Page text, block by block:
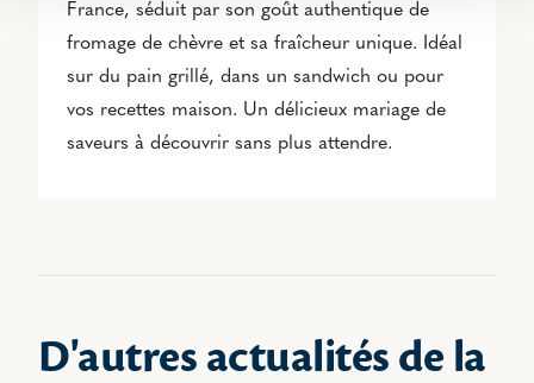
France, séduit par son goût authentique de
fromage de chèvre et sa fraîcheur unique. Idéal
sur du pain grillé, dans un sandwich ou pour
vos recettes maison. Un délicieux mariage de
saveurs à découvrir sans plus attendre.
D'autres actualités de la